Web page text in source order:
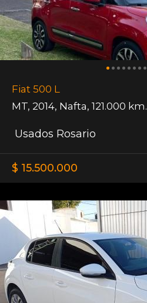
Fiat 500 L
MT, 2014, Nafta, 121.000 km.
Usados Rosario
$ 15.500.000